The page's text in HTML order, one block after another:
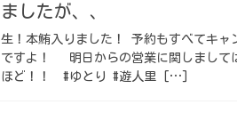
ましたが、、
生！本鮪入りました！ 予約もすべてキャ
ですよ！ 明日からの営業に関しまし
ほど！！ #ゆとり #遊人里 […]